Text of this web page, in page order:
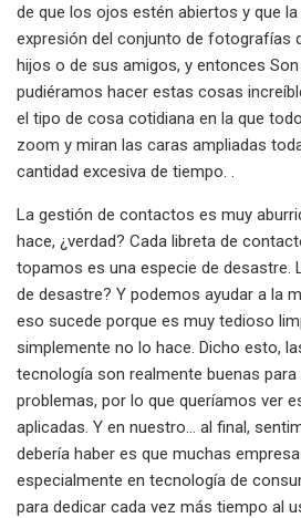
de que los ojos estén abiertos y que
expresión del conjunto de fotografías
hijos o de sus amigos, y entonces
pudiéramos hacer estas cosas
el tipo de cosa cotidiana en la que
zoom y miran las caras ampliadas
cantidad excesiva de tiempo. .
La gestión de contactos es muy
hace, ¿verdad? Cada libreta de
topamos es una especie de desastre.
de desastre? Y podemos ayudar a la
eso sucede porque es muy tedioso
simplemente no lo hace. Dicho esto,
tecnología son realmente buenas
problemas, por lo que queríamos ver
aplicadas. Y en nuestro... al final,
debería haber es que muchas
especialmente en tecnología de
para dedicar cada vez más tiempo al